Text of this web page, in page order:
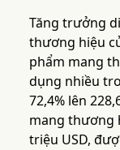
Tăng trưởng
thương hiệu
phẩm mang
dụng nhiều
72,4% lên
mang thương
triệu USD,